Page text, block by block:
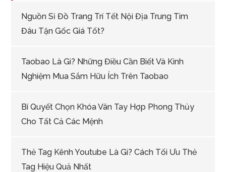
Nguồn Sỉ Đồ Trang Trí Tết Nội Địa Trung Tìm
Đâu Tận Gốc Giá Tốt?
Taobao Là Gì? Những Điều Cần Biết Và Kinh
Nghiệm Mua Sắm Hữu Ích Trên Taobao
Bí Quyết Chọn Khóa Vân Tay Hợp Phong Thủy
Cho Tất Cả Các Mệnh
Thẻ Tag Kênh Youtube Là Gì? Cách Tối Ưu Thẻ
Tag Hiệu Quả Nhất